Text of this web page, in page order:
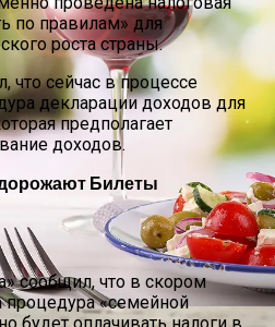
Реакция На Тарифы
Стоит На Кону
по правилам» для
роста страны.
что сейчас в процессе
декларации доходов для
предполагает
доходов.
Билеты
сообщил, что в скором
«семейной
будет оплачивать налоги в